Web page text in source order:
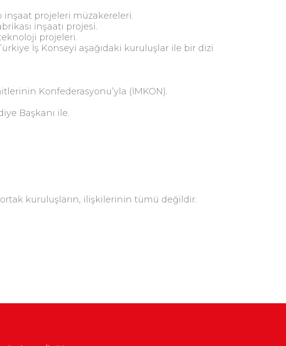
projeleri müzakereleri.
inşaatı projesi.
projeleri.
İş Konseyi aşağıdaki kuruluşlar ile bir dizi
Konfederasyonu’yla (İMKON).
Başkanı ile.
kuruluşların, ilişkilerinin tümü değildir.